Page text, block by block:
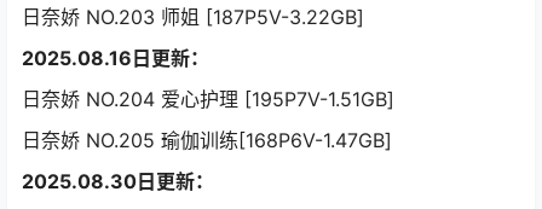
日奈娇 NO.203 师姐 [187P5V-3.22GB]
2025.08.16日更新：
日奈娇 NO.204 爱心护理 [195P7V-1.51GB]
日奈娇 NO.205 瑜伽训练[168P6V-1.47GB]
2025.08.30日更新：